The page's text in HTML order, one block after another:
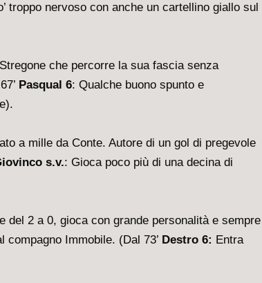
troppo nervoso con anche un cartellino giallo sul
che percorre la sua fascia senza
Pasqual 6: Qualche buono spunto e
a mille da Conte. Autore di un gol di pregevole
s.v.: Gioca poco più di una decina di
2 a 0, gioca con grande personalità e sempre
Immobile. (Dal 73’ Destro 6: Entra